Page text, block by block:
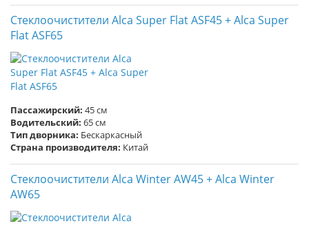
Стеклоочистители Alca Super Flat ASF45 + Alca Super
Flat ASF65
Пассажирский: 45 см
Водительский: 65 см
Тип дворника: Бескаркасный
Страна производителя: Китай
Стеклоочистители Alca Winter AW45 + Alca Winter
AW65